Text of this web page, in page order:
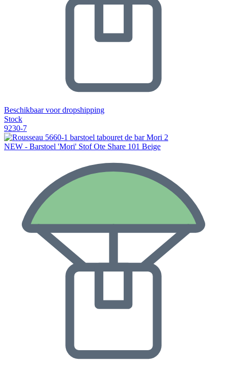
Beschikbaar voor dropshipping
Stock
9230-7
NEW - Barstoel 'Mori' Stof Ote Share 101 Beige